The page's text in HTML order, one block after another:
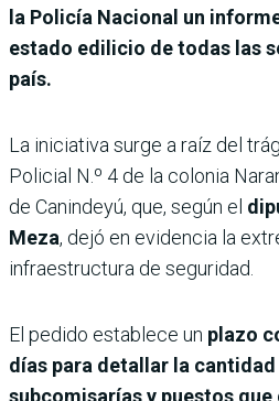
la Policía Nacional un
estado edilicio de todas las
país.
La iniciativa surge a raíz del
Policial N.º 4 de la colonia
de Canindeyú, que, según el
Meza, dejó en evidencia la
infraestructura de seguridad.
El pedido establece un plazo
días para detallar la
subcomisarías y puestos